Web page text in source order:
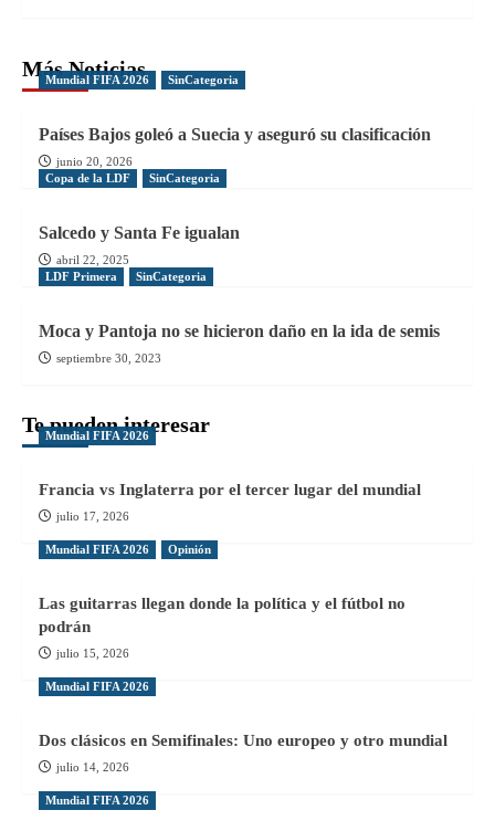
Más Noticias
Mundial FIFA 2026 SinCategoria
Países Bajos goleó a Suecia y aseguró su clasificación
junio 20, 2026
Copa de la LDF
SinCategoria
Salcedo y Santa Fe igualan
abril 22, 2025
LDF Primera
SinCategoria
Moca y Pantoja no se hicieron daño en la ida de semis
septiembre 30, 2023
Te pueden interesar
Mundial FIFA 2026
Francia vs Inglaterra por el tercer lugar del mundial
julio 17, 2026
Mundial FIFA 2026 Opinión
Las guitarras llegan donde la política y el fútbol no
podrán
julio 15, 2026
Mundial FIFA 2026
Dos clásicos en Semifinales: Uno europeo y otro mundial
julio 14, 2026
Mundial FIFA 2026